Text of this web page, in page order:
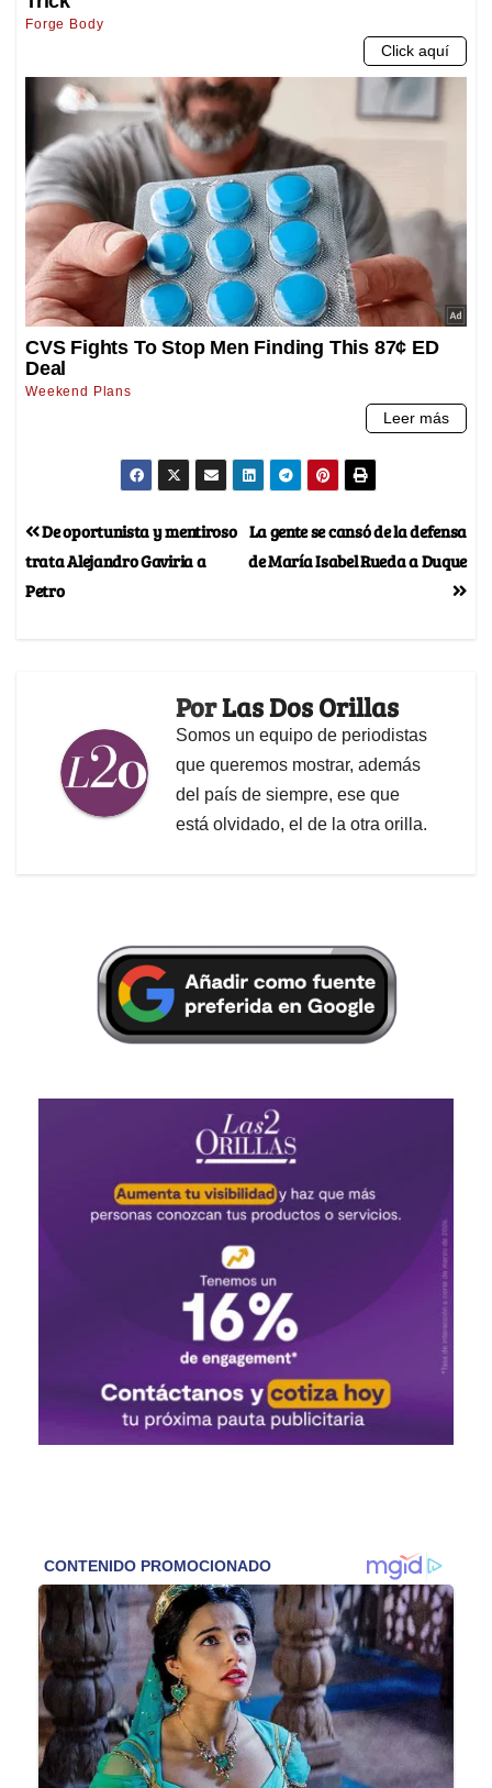
La gente se cansó de la defensa
de María Isabel Rueda a Duque
De oportunista y mentiroso
trata Alejandro Gaviria a
Petro
PorLas Dos Orillas
Somos un equipo de periodistas
que queremos mostrar, además
del país de siempre, ese que
está olvidado, el de la otra orilla.